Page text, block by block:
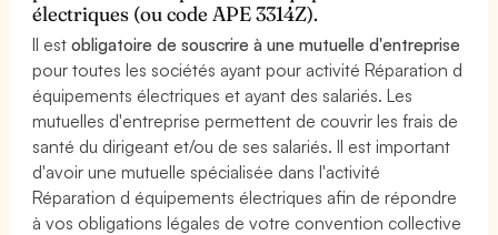
électriques (ou code APE 3314Z).
Il estobligatoire de souscrire à une mutuelle d'entreprise
pour toutes les sociétés ayant pour activité Réparation d
équipements électriques et ayant des salariés. Les
mutuelles d'entreprise permettent de couvrir les frais de
santé du dirigeant et/ou de ses salariés. Il est important
d'avoir une mutuelle spécialisée dans l'activité
Réparation d équipements électriques afin de répondre
à vos obligations légales de votre convention collective